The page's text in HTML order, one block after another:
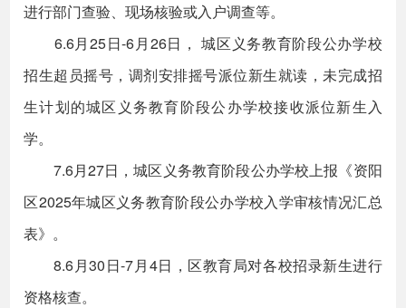
进行部门查验、现场核验或入户调查等。
6.6月25日-6月26日， 城区义务教育阶段公办学校
招生超员摇号，调剂安排摇号派位新生就读，未完成招
生计划的城区义务教育阶段公办学校接收派位新生入
学。
7.6月27日，城区义务教育阶段公办学校上报《资阳
区2025年城区义务教育阶段公办学校入学审核情况汇总
表》。
8.6月30日-7月4日，区教育局对各校招录新生进行
资格核查。